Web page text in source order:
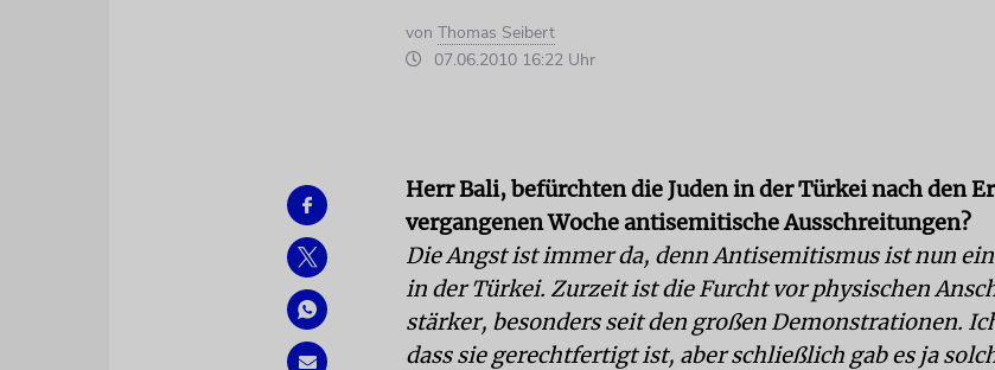
von Thomas Seibert
07.06.2010 16:22 Uhr
Herr Bali, befürchten die Juden in der Türkei nach den
vergangenen Woche antisemitische Ausschreitungen?
Die Angst ist immer da, denn Antisemitismus ist nun
in der Türkei. Zurzeit ist die Furcht vor physischen
stärker, besonders seit den großen Demonstrationen.
dass sie gerechtfertigt ist, aber schließlich gab es ja